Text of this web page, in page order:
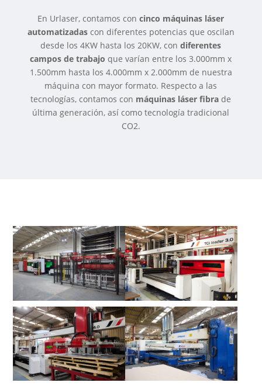
En Urlaser, contamos concinco máquinas láser
automatizadascon diferentes potencias que oscilan
desde los 4KW hasta los 20KW, condiferentes
campos de trabajo que varían entre los 3.000mm x
1.500mm hasta los 4.000mm x 2.000mm de nuestra
máquina con mayor formato. Respecto a las
tecnologías, contamos con máquinas láser fibra de
última generación, así como tecnología tradicional
CO2.